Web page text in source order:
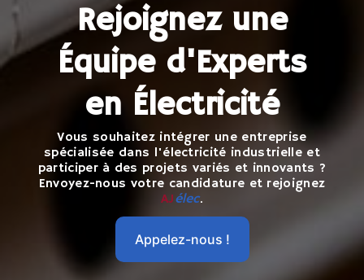
Rejoignez une
Équipe d'Experts
en Électricité
Vous souhaitez intégrer une entreprise
spécialisée dans l'électricité industrielle et
participer à des projets variés et innovants ?
Envoyez-nous votre candidature et rejoignez
AJélec.
Appelez-nous !